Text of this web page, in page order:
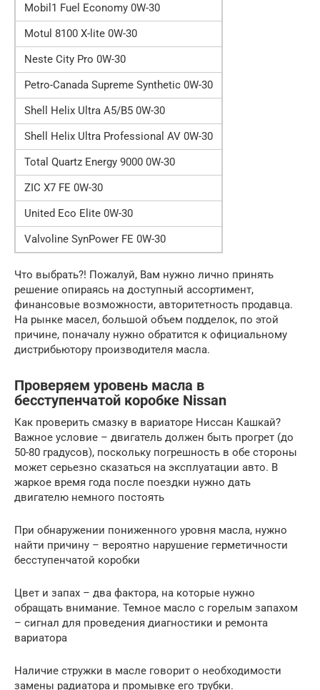
Mobil1 Fuel Economy 0W-30
Motul 8100 X-lite 0W-30
Neste City Pro 0W-30
Petro-Canada Supreme Synthetic 0W-30
Shell Helix Ultra A5/B5 0W-30
Shell Helix Ultra Professional AV 0W-30
Total Quartz Energy 9000 0W-30
ZIC X7 FE 0W-30
United Eco Elite 0W-30
Valvoline SynPower FE 0W-30
Что выбрать?! Пожалуй, Вам нужно лично принять
решение опираясь на доступный ассортимент,
финансовые возможности, авторитетность продавца.
На рынке масел, большой объем подделок, по этой
причине, поначалу нужно обратится к официальному
дистрибьютору производителя масла.
Проверяем уровень масла в
бесступенчатой коробке Nissan
Как проверить смазку в вариаторе Ниссан Кашкай?
Важное условие – двигатель должен быть прогрет (до
50-80 градусов), поскольку погрешность в обе стороны
может серьезно сказаться на эксплуатации авто. В
жаркое время года после поездки нужно дать
двигателю немного постоять
При обнаружении пониженного уровня масла, нужно
найти причину – вероятно нарушение герметичности
бесступенчатой коробки
Цвет и запах – два фактора, на которые нужно
обращать внимание. Темное масло с горелым запахом
– сигнал для проведения диагностики и ремонта
вариатора
Наличие стружки в масле говорит о необходимости
замены радиатора и промывке его трубки.